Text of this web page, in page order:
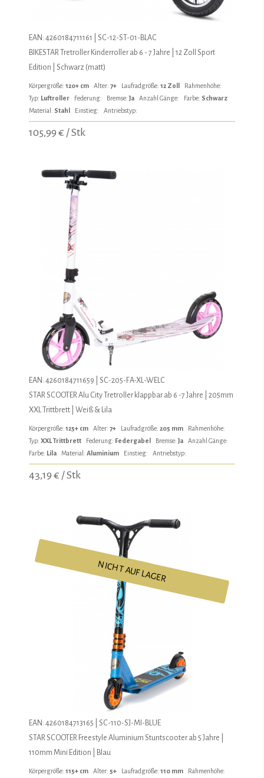
EAN: 4260184711161 | SC-12-ST-01-BLAC
BIKESTAR Tretroller Kinderroller ab 6 - 7 Jahre | 12 Zoll Sport
Edition | Schwarz (matt)
Körpergröße: 120+ cm Alter: 7+ Laufradgröße: 12 Zoll
Rahmenhöhe:
Typ: Luftroller Federung: Bremse:Ja Anzahl Gänge: Farbe: Schwarz
Material: Stahl Einstieg: Antriebstyp:
105,99 € / Stk
EAN: 4260184711659 | SC-205-FA-XL-WELC
STAR SCOOTER Alu City Tretroller klappbar ab 6 -7 Jahre | 205mm
XXL Trittbrett | Weiß & Lila
Körpergröße: 125+ cm Alter: 7+ Laufradgröße: 205 mm
Rahmenhöhe:
Typ: XXL Trittbrett Federung: Federgabel Bremse:Ja
Anzahl Gänge:
Farbe: Lila Material: Aluminium Einstieg: Antriebstyp:
43,19 € / Stk
EAN: 4260184713165 | SC-110-SJ-MI-BLUE
STAR SCOOTER Freestyle Aluminium Stuntscooter ab 5 Jahre |
110mm Mini Edition | Blau
Körpergröße: 115+ cm Alter: 5+ Laufradgröße: 110 mm Rahmenhöhe:
NICHT AUF LAGER